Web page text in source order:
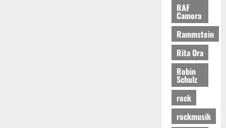
RAF
Camora
Rammstein
Rita Ora
Robin
Schulz
rock
rockmusik